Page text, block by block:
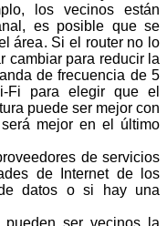
los vecinos están
es posible que se
área. Si el router no lo
cambiar para reducir la
de frecuencia de 5
Fi para elegir que el
puede ser mejor con
mejor en el último
de servicios
de Internet de los
datos o si hay una
pueden ser vecinos la